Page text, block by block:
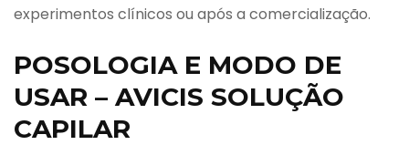
experimentos clínicos ou após a comercialização.
POSOLOGIA E MODO DE
USAR – AVICIS SOLUÇÃO
CAPILAR